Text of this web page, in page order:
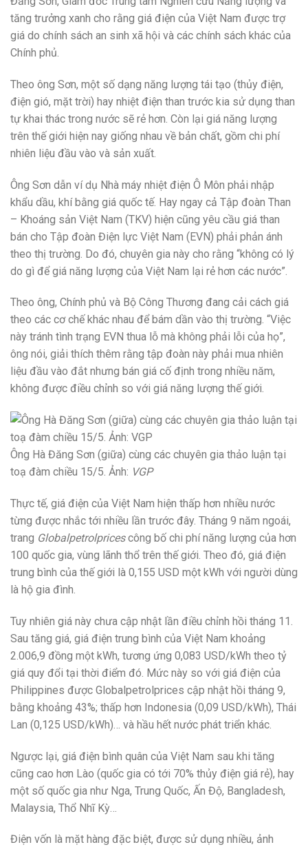
tăng trưởng xanh cho rằng giá điện của Việt Nam được trợ
giá do chính sách an sinh xã hội và các chính sách khác của
Chính phủ.
Theo ông Sơn, một số dạng năng lượng tái tạo (thủy điện,
điện gió, mặt trời) hay nhiệt điện than trước kia sử dụng than
tự khai thác trong nước sẽ rẻ hơn. Còn lại giá năng lượng
trên thế giới hiện nay giống nhau về bản chất, gồm chi phí
nhiên liệu đầu vào và sản xuất.
Ông Sơn dẫn ví dụ Nhà máy nhiệt điện Ô Môn phải nhập
khẩu dầu, khí bằng giá quốc tế. Hay ngay cả Tập đoàn Than
– Khoáng sản Việt Nam (TKV) hiện cũng yêu cầu giá than
bán cho Tập đoàn Điện lực Việt Nam (EVN) phải phản ánh
theo thị trường. Do đó, chuyên gia này cho rằng “không có lý
do gì để giá năng lượng của Việt Nam lại rẻ hơn các nước”.
Theo ông, Chính phủ và Bộ Công Thương đang cải cách giá
theo các cơ chế khác nhau để bám dần vào thị trường. “Việc
này tránh tình trạng EVN thua lỗ mà không phải lỗi của họ”,
ông nói, giải thích thêm rằng tập đoàn này phải mua nhiên
liệu đầu vào đắt nhưng bán giá cố định trong nhiều năm,
không được điều chỉnh so với giá năng lượng thế giới.
Ông Hà Đăng Sơn (giữa) cùng các chuyên gia thảo luận tại
toạ đàm chiều 15/5. Ảnh: VGP
Thực tế, giá điện của Việt Nam hiện thấp hơn nhiều nước
từng được nhắc tới nhiều lần trước đây. Tháng 9 năm ngoái,
trang Globalpetrolpricescông bố chi phí năng lượng của hơn
100 quốc gia, vùng lãnh thổ trên thế giới. Theo đó, giá điện
trung bình của thế giới là 0,155 USD một kWh với người dùng
là hộ gia đình.
Tuy nhiên giá này chưa cập nhật lần điều chỉnh hồi tháng 11.
Sau tăng giá, giá điện trung bình của Việt Nam khoảng
2.006,9 đồng một kWh, tương ứng 0,083 USD/kWh theo tỷ
giá quy đổi tại thời điểm đó. Mức này so với giá điện của
Philippines được Globalpetrolprices cập nhật hồi tháng 9,
bằng khoảng 43%; thấp hơn Indonesia (0,09 USD/kWh), Thái
Lan (0,125 USD/kWh)… và hầu hết nước phát triển khác.
Ngược lại, giá điện bình quân của Việt Nam sau khi tăng
cũng cao hơn Lào (quốc gia có tới 70% thủy điện giá rẻ), hay
một số quốc gia như Nga, Trung Quốc, Ấn Độ, Bangladesh,
Malaysia, Thổ Nhĩ Kỳ…
Điện vốn là mặt hàng đặc biệt, được sử dụng nhiều, ảnh